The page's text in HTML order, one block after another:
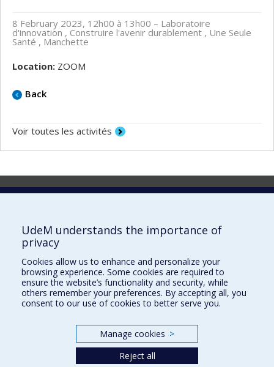
8 February 2023, 12h00 à 13h00 – Laboratoire
d'innovation , Construire l'avenir durablement , Une Seule
Santé , Manchette
Location: ZOOM
Back
Voir toutes les activités
Laboratoire d'innovation
Vice-rectorat aux affaires étudiantes et aux études
Inven_T
Consortium Santé Numérique
UdeM understands the importance of
privacy
Cookies allow us to enhance and personalize your
browsing experience. Some cookies are required to
ensure the website’s functionality and security, while
others remember your preferences. By accepting all, you
consent to our use of cookies to better serve you.
Manage cookies >
Reject all